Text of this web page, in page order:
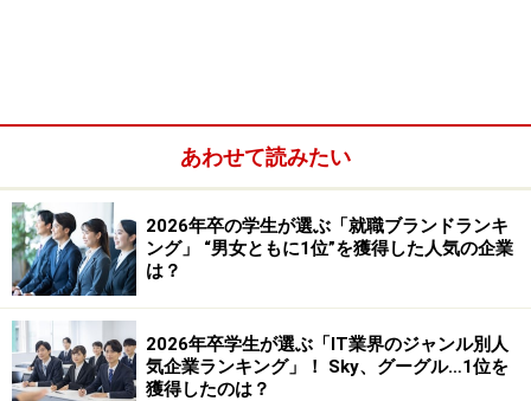
…なんて、誰が聞いても「特別で凄い経験」を持つ人
は、ほんの一握りの学生。普通の人は、当たり前だけど
「普通の経験」。その中で等身大の自分を表現していく
にはどう考えたらいいだろう？
あわせて読みたい
2026年卒の学生が選ぶ「就職ブランドランキ
ング」 “男女ともに1位”を獲得した人気の企業
は？
2026年卒学生が選ぶ「IT業界のジャンル別人
気企業ランキング」！ Sky、グーグル…1位を
獲得したのは？